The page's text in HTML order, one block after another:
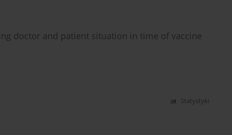
doctor and patient situation in time of vaccine
Statystyki